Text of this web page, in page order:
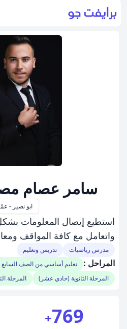
سامر عصام
ابو نصير -
استطيع إيصال المعلومات
واتعامل مع كافة المواقف
مدرس رياضيات تدريس وتعليم
المراحل :
تعليم أساسي من الصف
المرحلة الثانوية (حادي عشر)
المرحلة
769
+